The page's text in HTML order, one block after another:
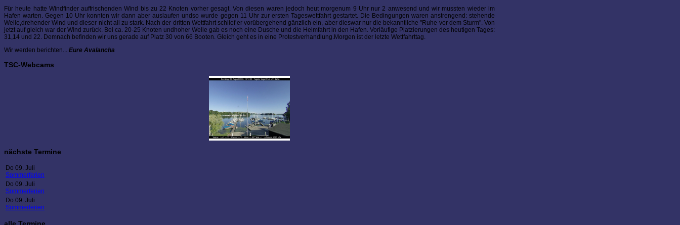
Für heute hatte Windfinder auffrischenden Wind bis zu 22 Knoten vorher gesagt. Von diesen waren jedoch heut morgenum 9 Uhr nur 2 anwesend und wir mussten wieder im
Hafen warten. Gegen 10 Uhr konnten wir dann aber auslaufen undso wurde gegen 11 Uhr zur ersten Tageswettfahrt gestartet. Die Bedingungen waren anstrengend: stehende
Welle,drehender Wind und dieser nicht all zu stark. Nach der dritten Wettfahrt schlief er vorübergehend gänzlich ein, aber dieswar nur die bekanntliche "Ruhe vor dem Sturm". Von
jetzt auf gleich war der Wind zurück. Bei ca. 20-25 Knoten undhoher Welle gab es noch eine Dusche und die Heimfahrt in den Hafen. Vorläufige Platzierungen des heutigen Tages:
31,14 und 22. Demnach befinden wir uns gerade auf Platz 30 von 66 Booten. Gleich geht es in eine Protestverhandlung.Morgen ist der letzte Wettfahrttag.
Wir werden berichten... Eure Avalancha
TSC-Webcams
nächste Termine
Do 09. Juli
Sommerferien
Do 09. Juli
Sommerferien
Do 09. Juli
Sommerferien